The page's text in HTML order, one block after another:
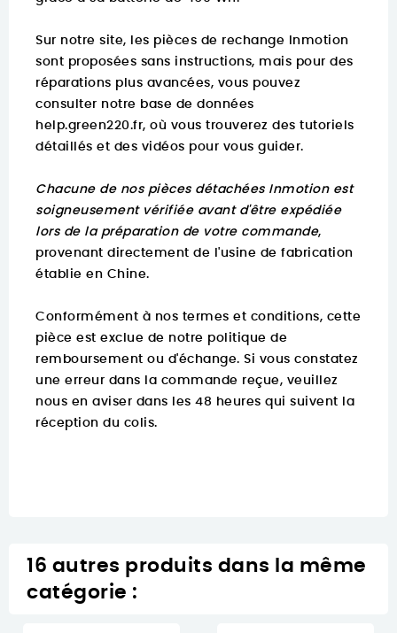
Sur notre site, les pièces de rechange Inmotion
sont proposées sans instructions, mais pour des
réparations plus avancées, vous pouvez
consulter notre base de données
help.green220.fr, où vous trouverez des tutoriels
détaillés et des vidéos pour vous guider.
Chacune de nos pièces détachées Inmotion est
soigneusement vérifiée avant d'être expédiée
lors de la préparation de votre commande,
provenant directement de l'usine de fabrication
établie en Chine.
Conformément à nos termes et conditions, cette
pièce est exclue de notre politique de
remboursement ou d'échange. Si vous constatez
une erreur dans la commande reçue, veuillez
nous en aviser dans les 48 heures qui suivent la
réception du colis.
16 autres produits dans la même
catégorie :